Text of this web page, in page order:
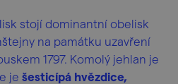
stojí dominantní obelisk
na památku uzavření
1797. Komolý jehlan je
je šesticípá hvězdice,